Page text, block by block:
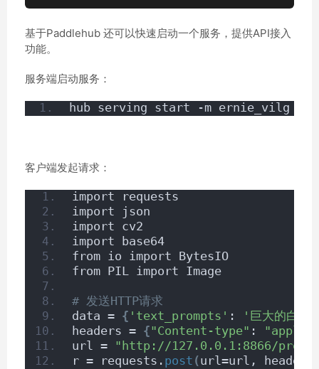
基于Paddlehub 还可以快速启动一个服务，提供API接入
功能。
服务端启动服务：
hub serving start -m ernie_vilg
客户端发起请求：
import requests
import json
import cv2
import base64
from io import BytesIO
from PIL import Image
# 发送HTTP请求
data = { 'text_prompts' :
'巨大的白色
headers = {"Content-type" :
url = "http://127.0.0.1:8866/
r = requests. post (url=url,